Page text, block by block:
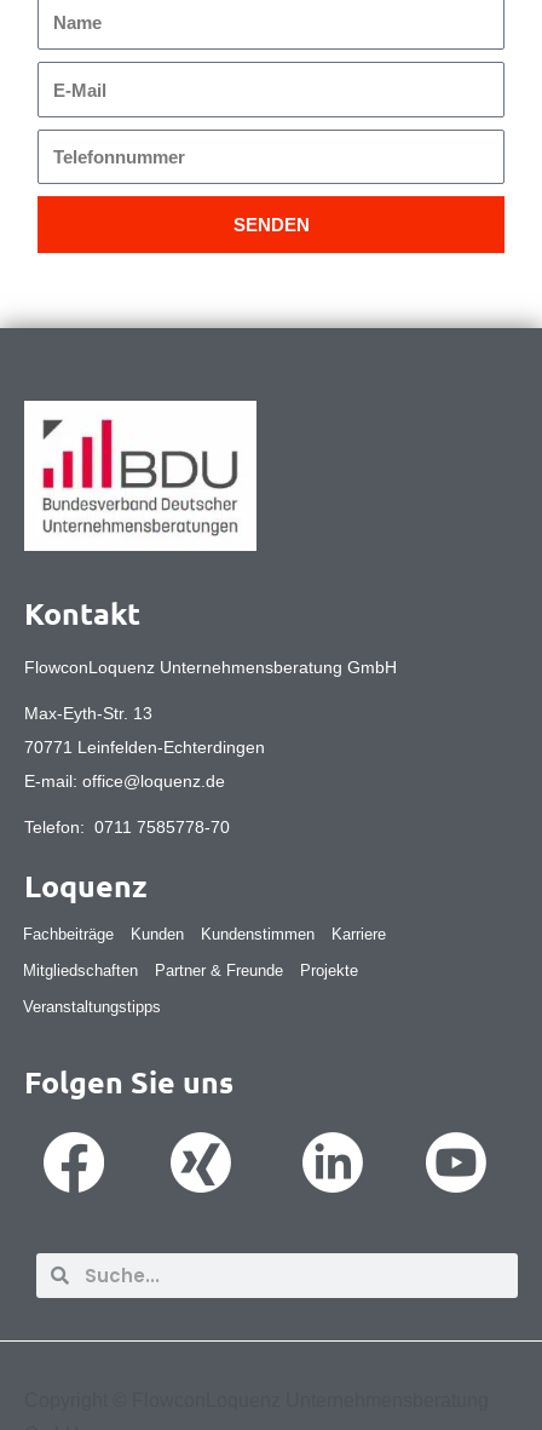
Mail
SENDEN
Kontakt
FlowconLoquenz Unternehmensberatung GmbH
Max-Eyth-Str. 13
70771 Leinfelden-Echterdingen
E-mail: office@loquenz.de
Telefon: 0711 7585778-70
Loquenz
Fachbeiträge Kunden Kundenstimmen
Karriere
Mitgliedschaften
Partner & Freunde
Projekte
Veranstaltungstipps
Folgen Sie uns